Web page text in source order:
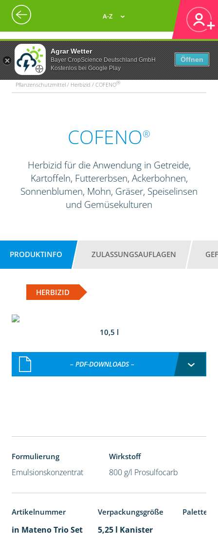
Agrar Wetter
Bayer CropScience Deutschland GmbH
Kostenlos bei Google Play
Öffnen
A-Z
Pflanzenschutzmittel / Herbizid / COFENO®
COFENO®
Herbizid für die Anwendung in Getreide,
Kartoffeln, Futtererbsen, Ackerbohnen,
Sonnenblumen, Mohn, Gräser, Speiselinsen
und Gemüsekulturen
PRODUKTINFO ZULASSUNGSAUFLAGEN
HERBIZID
10,5 l
– PDF-DOWNLOADS –
Formulierung
Emulsionskonzentrat
Wirkstoff
800 g/l Prosulfocarb
Artikelnummer Verpackungsgröße
in Mateno Trio Set
5,25 l Kanister